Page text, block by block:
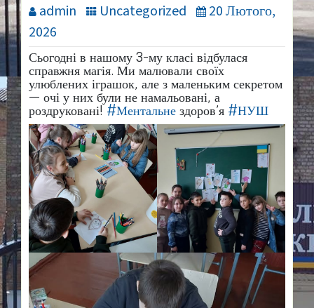
admin Uncategorized
20 Лютого,
2026
Сьогодні в нашому 3-му класі відбулася
справжня магія. Ми малювали своїх
улюблених іграшок, але з маленьким секретом
— очі у них були не намальовані, а
роздруковані! #Ментальне здоров’я #НУШ